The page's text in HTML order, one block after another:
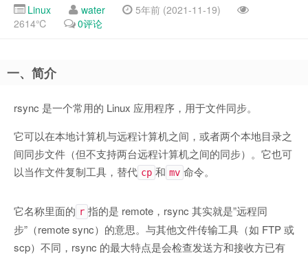
Linux water
5年前 (2021-11-19)
2614℃
0评论
一、简介
rsync 是一个常用的 Linux 应用程序，用于文件同步。
它可以在本地计算机与远程计算机之间，或者两个本地目录之
间同步文件（但不支持两台远程计算机之间的同步）。它也可
以当作文件复制工具，替代 cp 和 mv 命令。
它名称里面的 r 指的是 remote，rsync 其实就是”远程同
步”（remote sync）的意思。与其他文件传输工具（如 FTP 或
scp）不同，rsync 的最大特点是会检查发送方和接收方已有